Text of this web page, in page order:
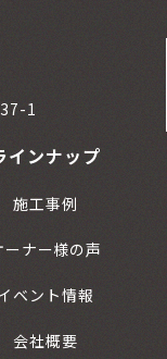
1
インナップ
施工事例
ーナー様の声
ベント情報
会社概要